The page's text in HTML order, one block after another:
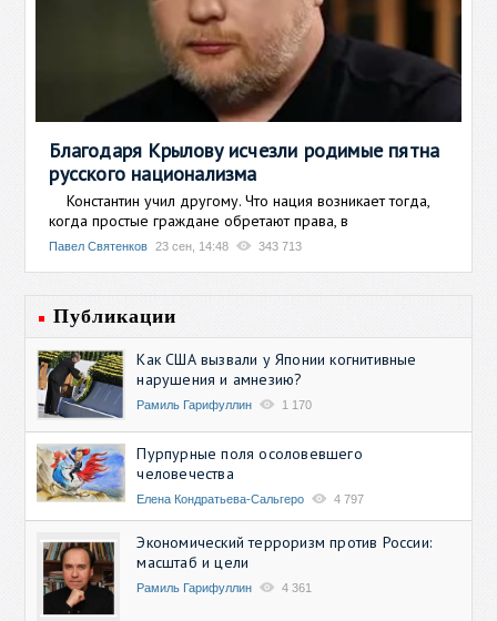
Благодаря Крылову исчезли родимые пятна
русского национализма
Константин учил другому. Что нация возникает тогда,
когда простые граждане обретают права, в
Павел Святенков 23 сен, 14:48 343 713
Публикации
Как США вызвали у Японии когнитивные
нарушения и амнезию?
Рамиль Гарифуллин 1 170
Пурпурные поля осоловевшего
человечества
Елена Кондратьева-Сальгеро 4 797
Экономический терроризм против России:
масштаб и цели
Рамиль Гарифуллин 4 361